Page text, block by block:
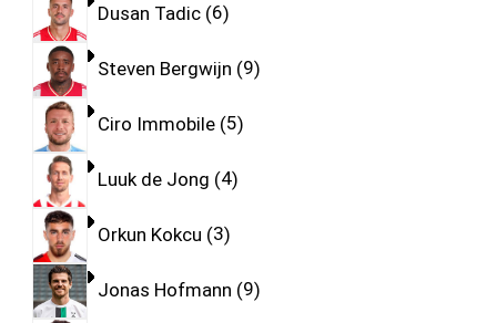
Dusan Tadic 6
Steven Bergwijn 9
Ciro Immobile 5
Luuk de Jong 4
Orkun Kokcu 3
Jonas Hofmann 9